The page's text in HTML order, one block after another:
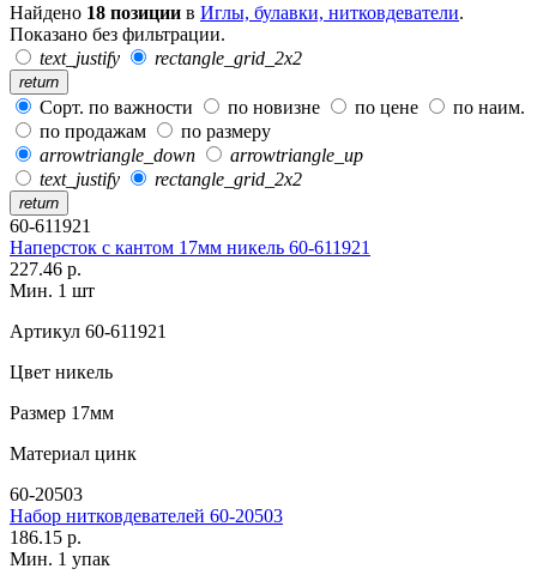
Найдено 18 позиции в Иглы, булавки, нитковдеватели.
Показано без фильтрации.
text_justify
rectangle_grid_2x2
return
Сорт. по важности по новизне по цене
по наим.
по продажам
по размеру
arrowtriangle_down
arrowtriangle_up
text_justify
rectangle_grid_2x2
return
60-611921
Наперсток с кантом 17мм никель 60-611921
227.46 р.
Мин. 1 шт
Артикул 60-611921
Цвет никель
Размер 17мм
Материал цинк
60-20503
Набор нитковдевателей 60-20503
186.15 р.
Мин. 1 упак